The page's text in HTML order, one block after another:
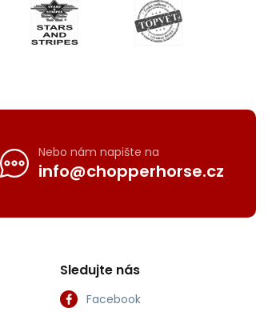
Nebo nám napište na
info@chopperhorse.cz
Sledujte nás
Facebook